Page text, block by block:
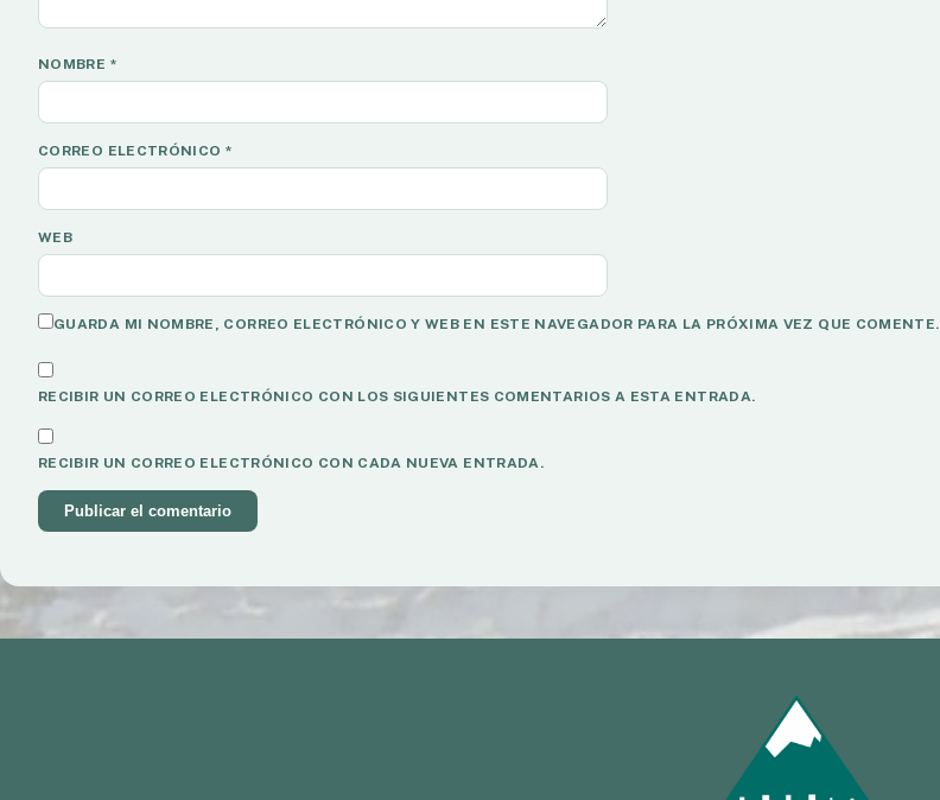
NOMBRE *
CORREO ELECTRÓNICO *
WEB
GUARDA MI NOMBRE, CORREO ELECTRÓNICO Y WEB EN ESTE NAVEGADOR PARA LA PRÓXIMA VEZ QUE COMENTE.
RECIBIR UN CORREO ELECTRÓNICO CON LOS SIGUIENTES COMENTARIOS A ESTA ENTRADA.
RECIBIR UN CORREO ELECTRÓNICO CON CADA NUEVA ENTRADA.